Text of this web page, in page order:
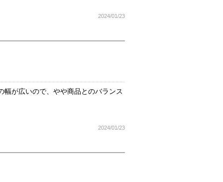
2024/01/23
が広いので、やや商品とのバランス
2024/01/23